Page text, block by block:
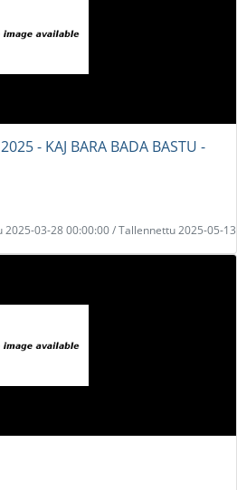
- KAJ BARA BADA BASTU -
2025-03-28 00:00:00 / Tallennettu 2025-05-13